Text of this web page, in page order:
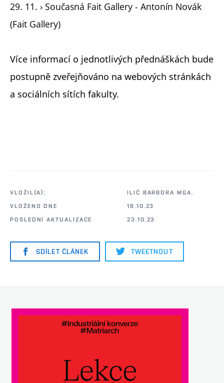
29. 11. › Současná Fait Gallery - Antonín Novák
(Fait Gallery)
Více informací o jednotlivých přednáškách bude
postupně zveřejňováno na webových stránkách
a sociálních sítích fakulty.
VLOŽIL(A):
ILIČ BARBORA MGA.
VLOŽENO DNE
18.10.23
POSLEDNÍ AKTUALIZACE
23.10.23
SDÍLET ČLÁNEK TWEETNOUT